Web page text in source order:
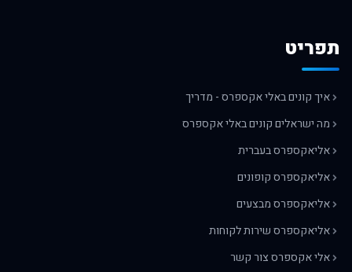
תפריט
איך קונים באלי אקספרס - מדריך
מה ישראלים קונים באלי אקספרס
אליאקספרס בעברית
אליאקספרס קופונים
אליאקספרס מבצעים
אליאקספרס שירות לקוחות
אלי אקספרס צור קשר